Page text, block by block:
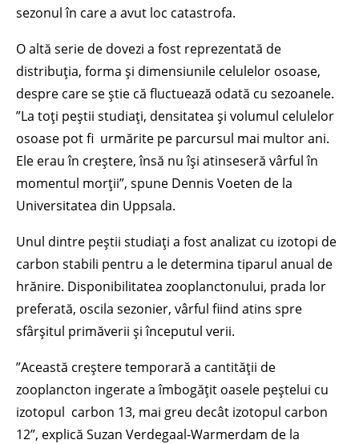
sezonul în care a avut loc catastrofa.
O altă serie de dovezi a fost reprezentată de
distribuția, forma și dimensiunile celulelor osoase,
despre care se știe că fluctuează odată cu sezoanele.
”La toți peștii studiați, densitatea și volumul celulelor
osoase pot fi urmărite pe parcursul mai multor ani.
Ele erau în creștere, însă nu își atinseseră vârful în
momentul morții”, spune Dennis Voeten de la
Universitatea din Uppsala.
Unul dintre peștii studiați a fost analizat cu izotopi de
carbon stabili pentru a le determina tiparul anual de
hrănire. Disponibilitatea zooplanctonului, prada lor
preferată, oscila sezonier, vârful fiind atins spre
sfârșitul primăverii și începutul verii.
”Această creștere temporară a cantității de
zooplancton ingerate a îmbogățit oasele peștelui cu
izotopul carbon 13, mai greu decât izotopul carbon
12”, explică Suzan Verdegaal-Warmerdam de la